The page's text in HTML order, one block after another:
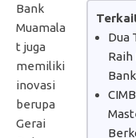
Dua
Raih
Bank
Muamala
t juga
memiliki
inovasi
berupa
Gerai